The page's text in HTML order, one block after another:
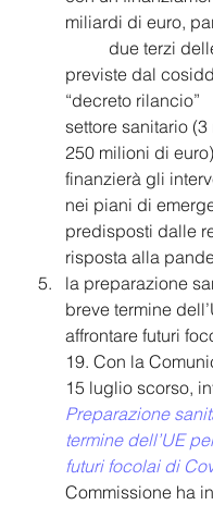
miliardi di euro,
previste dal
“decreto rilancio”	nel
settore sanitario
250 milioni di euro). Il
finanzierà gli
nei piani di
predisposti dalle
risposta alla
la preparazione
breve termine
affrontare futuri
19. Con la
15 luglio scorso,
Preparazione
termine dell’UE
futuri focolai di
Commissione ha